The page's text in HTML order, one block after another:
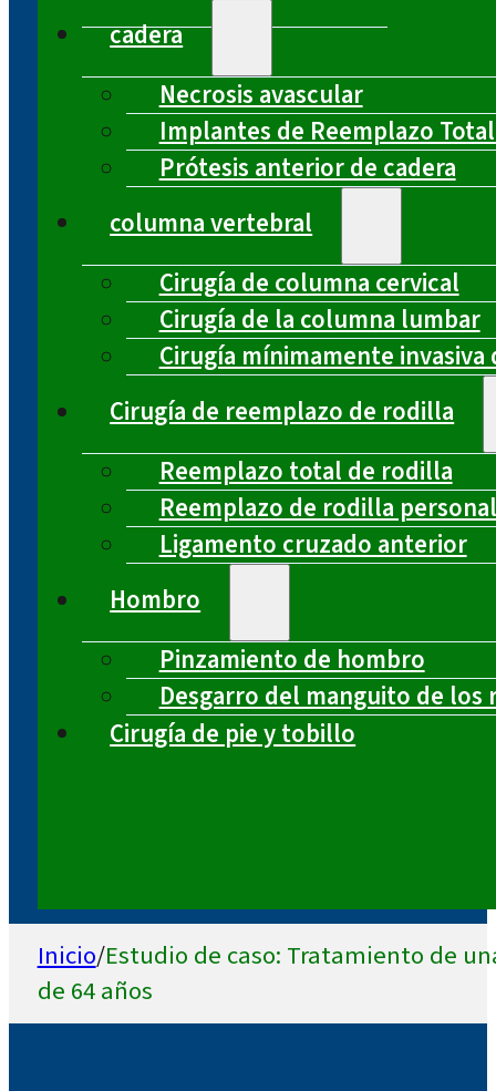
cadera
Necrosis avascular
Implantes de Reemplazo
Prótesis anterior de cadera
columna vertebral
Cirugía de columna cervical
Cirugía de la columna lumbar
Cirugía mínimamente
Cirugía de reemplazo de rodilla
Reemplazo total de rodilla
Reemplazo de rodilla
Ligamento cruzado anterior
Hombro
Pinzamiento de hombro
Desgarro del manguito de los
Cirugía de pie y tobillo
Inicio/Estudio de caso: Tratamiento de
de 64 años